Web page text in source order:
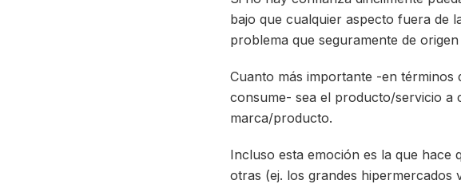
bajo que cualquier aspecto fuera de
problema que seguramente de
Cuanto más importante -en
consume- sea el producto/servicio a
marca/producto.
Incluso esta emoción es la que hace
otras (ej. los grandes